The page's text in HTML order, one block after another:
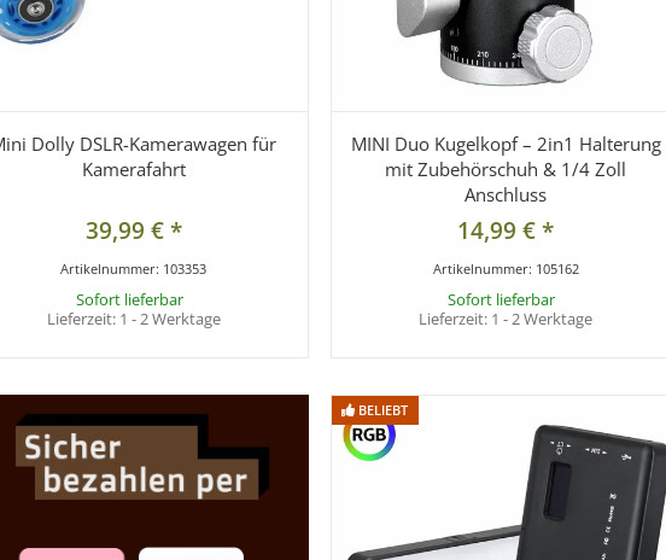
Dolly DSLR-Kamerawagen für
Kamerafahrt
39,99 €*
Artikelnummer: 103353
Sofort lieferbar
Lieferzeit: 1 - 2 Werktage
MINI Duo Kugelkopf – 2in1 Halterung
mit Zubehörschuh & 1/4 Zoll
Anschluss
14,99 €*
Artikelnummer: 105162
Sofort lieferbar
Lieferzeit: 1 - 2 Werktage
BELIEBT
BELIEBT